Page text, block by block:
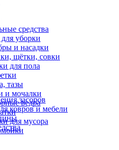
средства
уборки
и насадки
щётки, совки
для пола
тазы
и мочалки
ведра
для мусора
засоров
ковров и мебели